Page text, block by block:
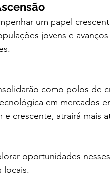
um papel
jovens e
como polos de
em mercados
crescente, atrairá mais
oportunidades
locais.